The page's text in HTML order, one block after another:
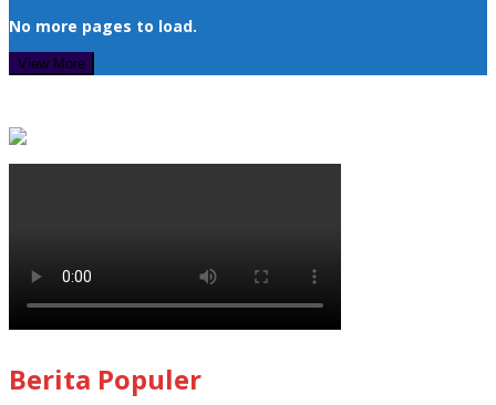
No more pages to load.
View More
Berita Populer